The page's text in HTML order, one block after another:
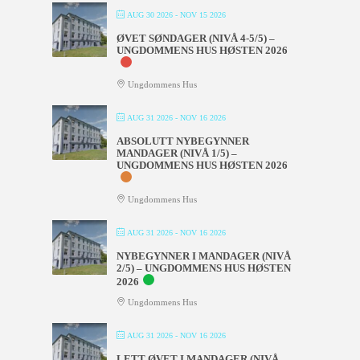
AUG 30 2026 - NOV 15 2026
ØVET SØNDAGER (NIVÅ 4-5/5) –
UNGDOMMENS HUS HØSTEN 2026
Ungdommens Hus
AUG 31 2026 - NOV 16 2026
ABSOLUTT NYBEGYNNER
MANDAGER (NIVÅ 1/5) –
UNGDOMMENS HUS HØSTEN 2026
Ungdommens Hus
AUG 31 2026 - NOV 16 2026
NYBEGYNNER I MANDAGER (NIVÅ
2/5) – UNGDOMMENS HUS HØSTEN
2026
Ungdommens Hus
AUG 31 2026 - NOV 16 2026